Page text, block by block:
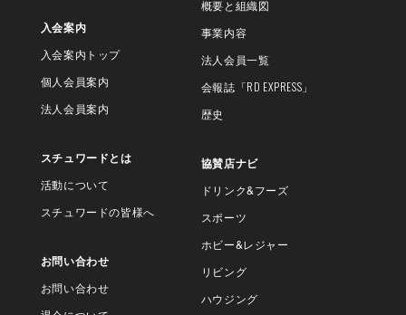
入会案内
入会案内トップ
個人会員案内
法人会員案内
スチュワードとは
活動について
スチュワードの皆様へ
お問い合わせ
お問い合わせ
概要と組織図
事業内容
法人会員一覧
会報誌 「RD EXPRESS」
歴史
協賛店ナビ
ドリンク&フーズ
スポーツ
ホビー&レジャー
リビング
ハウジング